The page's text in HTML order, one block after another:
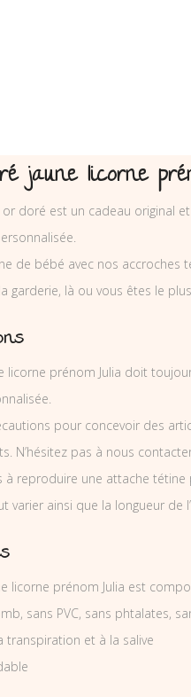
jaune licorne
or doré est un cadeau original
de bébé avec nos accroches
garderie, là ou vous êtes le
licorne prénom Julia doit
pour concevoir des
N’hésitez pas à nous
à reproduire une attache
varier ainsi que la longueur
licorne prénom Julia est
sans PVC, sans phtalates,
transpiration et à la salive